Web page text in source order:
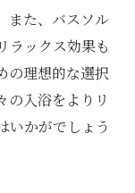
また、バスソル
ラックス効果も
の理想的な選択
の入浴をよりリ
いかがでしょう